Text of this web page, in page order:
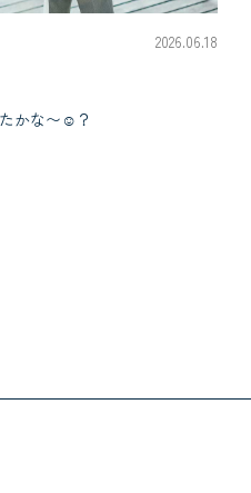
2026.06.18
かな〜☺︎？